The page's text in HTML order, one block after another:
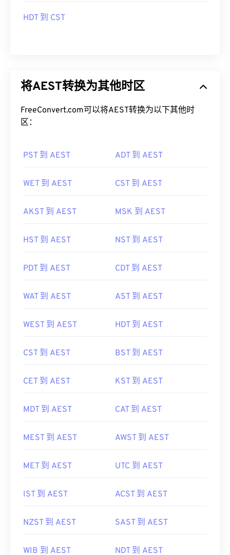
HDT 到 CST
将AEST转换为其他时区
FreeConvert.com可以将AEST转换为以下其他时
区：
PST 到 AEST ADT 到 AEST
WET 到 AEST CST 到 AEST
AKST 到 AEST MSK 到 AEST
HST 到 AEST NST 到 AEST
PDT 到 AEST CDT 到 AEST
WAT 到 AEST AST 到 AEST
WEST 到 AEST HDT 到 AEST
CST 到 AEST BST 到 AEST
CET 到 AEST KST 到 AEST
MDT 到 AEST CAT 到 AEST
MEST 到 AEST AWST 到 AEST
MET 到 AEST UTC 到 AEST
IST 到 AEST ACST 到 AEST
NZST 到 AEST SAST 到 AEST
WIB 到 AEST NDT 到 AEST